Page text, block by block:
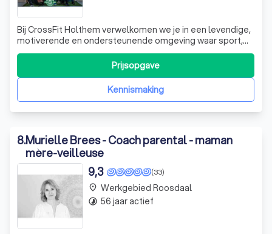
Bij CrossFit Holthem verwelkomen we je in een levendige,
motiverende en ondersteunende omgeving waar sport,
gezondheid en community centraal staan. Sinds onze
oprichting in januari 2018 – gedragen door de inzet en het
enthousiasme van 30 stichtende leden – zijn we
uitgegroeid tot een vooruitstrevend
Kennismaking
Prijsopgave
8.Murielle Brees - Coach parental - maman
mère-veilleuse
(33)
9,3
place Werkgebied Roosdaal
timelapse 56 jaar actief